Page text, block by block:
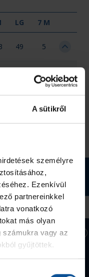
A sütikről
személyre
Ezenkívül
partnereinkkel
vonatkozó
más olyan
számukra vagy az
gyűjtöttek.
LG 7 M
49 5
5